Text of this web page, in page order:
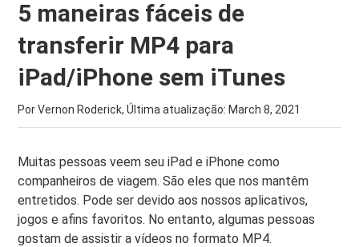
5 maneiras fáceis de
transferir MP4 para
iPad/iPhone sem iTunes
Por Vernon Roderick, Última atualização: March 8, 2021
Muitas pessoas veem seu iPad e iPhone como
companheiros de viagem. São eles que nos mantêm
entretidos. Pode ser devido aos nossos aplicativos,
jogos e afins favoritos. No entanto, algumas pessoas
gostam de assistir a vídeos no formato MP4.